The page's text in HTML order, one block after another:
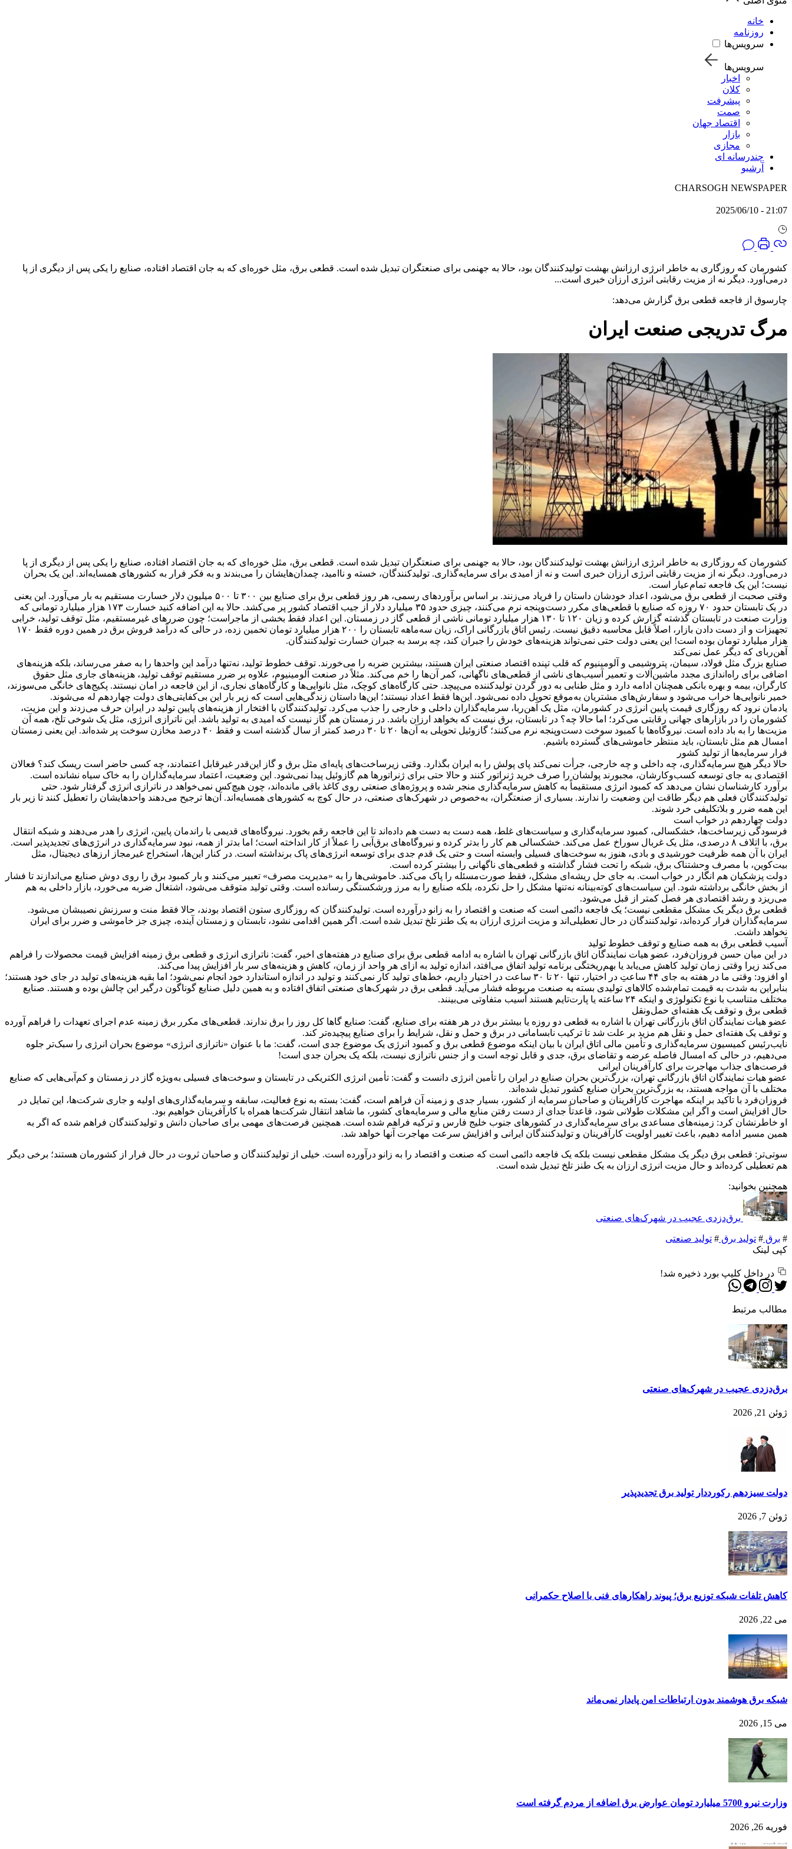
خانه
روزنامه
سرویس‌ها
سرویس‌ها
اخبار
کلان
پیشرفت
صمت
اقتصاد جهان
بازار
مجازی
چندرسانه ای
آرشیو
CHARSOGH NEWSPAPER
21:07 - 2025/06/10
کشورمان که روزگاری به خاطر انرژی ارزانش بهشت تولیدکنندگان بود، حالا به جهنمی برای صنعتگران تبدیل شده است. قطعی برق، مثل خوره‌ای که به جان اقتصاد افتاده، صنایع را یکی پس از دیگری از پا
درمی‌آورد. دیگر نه از مزیت رقابتی انرژی ارزان خبری است...
چارسوق از فاجعه قطعی برق گزارش می‌دهد:
مرگ تدریجی صنعت ایران
کشورمان که روزگاری به خاطر انرژی ارزانش بهشت تولیدکنندگان بود، حالا به جهنمی برای صنعتگران تبدیل شده است. قطعی برق، مثل خوره‌ای که به جان اقتصاد افتاده، صنایع را یکی پس از دیگری از پا
درمی‌آورد. دیگر نه از مزیت رقابتی انرژی ارزان خبری است و نه از امیدی برای سرمایه‌گذاری. تولیدکنندگان، خسته و ناامید، چمدان‌هایشان را می‌بندند و به فکر فرار به کشورهای همسایه‌اند. این یک بحران
نیست؛ این یک فاجعه تمام‌عیار است.
وقتی صحبت از قطعی برق می‌شود، اعداد خودشان داستان را فریاد می‌زنند. بر اساس برآوردهای رسمی، هر روز قطعی برق برای صنایع بین ۳۰۰ تا ۵۰۰ میلیون دلار خسارت مستقیم به بار می‌آورد. این یعنی
در یک تابستان حدود ۷۰ روزه که صنایع با قطعی‌های مکرر دست‌وپنجه نرم می‌کنند، چیزی حدود ۳۵ میلیارد دلار از جیب اقتصاد کشور پر می‌کشد. حالا به این اضافه کنید خسارت ۱۷۳ هزار میلیارد تومانی که
وزارت صنعت در تابستان گذشته گزارش کرده و زیان ۱۲۰ تا ۱۳۰ هزار میلیارد تومانی ناشی از قطعی گاز در زمستان. این اعداد فقط بخشی از ماجراست؛ چون ضررهای غیرمستقیم، مثل توقف تولید، خرابی
تجهیزات و از دست دادن بازار، اصلاً قابل محاسبه دقیق نیست. رئیس اتاق بازرگانی اراک، زیان سه‌ماهه تابستان را ۲۰۰ هزار میلیارد تومان تخمین زده، در حالی که درآمد فروش برق در همین دوره فقط ۱۷۰
هزار میلیارد تومان بوده است! این یعنی دولت حتی نمی‌تواند هزینه‌های خودش را جبران کند، چه برسد به جبران خسارت تولیدکنندگان.
آهن‌ربای که دیگر عمل نمی‌کند
صنایع بزرگ مثل فولاد، سیمان، پتروشیمی و آلومینیوم که قلب تپنده اقتصاد صنعتی ایران هستند، بیشترین ضربه را می‌خورند. توقف خطوط تولید، نه‌تنها درآمد این واحدها را به صفر می‌رساند، بلکه هزینه‌های
اضافی برای راه‌اندازی مجدد ماشین‌آلات و تعمیر آسیب‌های ناشی از قطعی‌های ناگهانی، کمر آن‌ها را خم می‌کند. مثلاً در صنعت آلومینیوم، علاوه بر ضرر مستقیم توقف تولید، هزینه‌های جاری مثل حقوق
کارگران، بیمه و بهره بانکی همچنان ادامه دارد و مثل طنابی به دور گردن تولیدکننده می‌پیچد. حتی کارگاه‌های کوچک، مثل نانوایی‌ها و کارگاه‌های نجاری، از این فاجعه در امان نیستند. پکیج‌های خانگی می‌سوزند،
خمیر نانوایی‌ها خراب می‌شود و سفارش‌های مشتریان به‌موقع تحویل داده نمی‌شود. این‌ها فقط اعداد نیستند؛ این‌ها داستان زندگی‌هایی است که زیر بار این بی‌کفایتی‌های دولت چهاردهم له می‌شوند.
یادمان نرود که روزگاری قیمت پایین انرژی در کشورمان، مثل یک آهن‌ربا، سرمایه‌گذاران داخلی و خارجی را جذب می‌کرد. تولیدکنندگان با افتخار از هزینه‌های پایین تولید در ایران حرف می‌زدند و این مزیت،
کشورمان را در بازارهای جهانی رقابتی می‌کرد؛ اما حالا چه؟ در تابستان، برق نیست که بخواهد ارزان باشد. در زمستان هم گاز نیست که امیدی به تولید باشد. این ناترازی انرژی، مثل یک شوخی تلخ، همه آن
مزیت‌ها را به باد داده است. نیروگاه‌ها با کمبود سوخت دست‌وپنجه نرم می‌کنند؛ گازوئیل تحویلی به آن‌ها ۲۰ تا ۳۰ درصد کمتر از سال گذشته است و فقط ۴۰ درصد مخازن سوخت پر شده‌اند. این یعنی زمستان
امسال هم مثل تابستان، باید منتظر خاموشی‌های گسترده باشیم.
فرار سرمایه‌ها از تولید کشور
حالا دیگر هیچ سرمایه‌گذاری، چه داخلی و چه خارجی، جرأت نمی‌کند پای پولش را به ایران بگذارد. وقتی زیرساخت‌های پایه‌ای مثل برق و گاز این‌قدر غیرقابل اعتمادند، چه کسی حاضر است ریسک کند؟ فعالان
اقتصادی به جای توسعه کسب‌وکارشان، مجبورند پولشان را صرف خرید ژنراتور کنند و حالا حتی برای ژنراتورها هم گازوئیل پیدا نمی‌شود. این وضعیت، اعتماد سرمایه‌گذاران را به خاک سیاه نشانده است.
برآورد کارشناسان نشان می‌دهد که کمبود انرژی مستقیماً به کاهش سرمایه‌گذاری منجر شده و پروژه‌های صنعتی روی کاغذ باقی مانده‌اند، چون هیچ‌کس نمی‌خواهد در ناترازی انرژی گرفتار شود. حتی
تولیدکنندگان فعلی هم دیگر طاقت این وضعیت را ندارند. بسیاری از صنعتگران، به‌خصوص در شهرک‌های صنعتی، در حال کوچ به کشورهای همسایه‌اند. آن‌ها ترجیح می‌دهند واحدهایشان را تعطیل کنند تا زیر بار
این همه ضرر و بلاتکلیفی خرد شوند.
دولت چهاردهم در خواب است
فرسودگی زیرساخت‌ها، خشکسالی، کمبود سرمایه‌گذاری و سیاست‌های غلط، همه دست به دست هم داده‌اند تا این فاجعه رقم بخورد. نیروگاه‌های قدیمی با راندمان پایین، انرژی را هدر می‌دهند و شبکه انتقال
برق، با اتلاف ۸ درصدی، مثل یک غربال سوراخ عمل می‌کند. خشکسالی هم کار را بدتر کرده و نیروگاه‌های برق‌آبی را عملاً از کار انداخته است؛ اما بدتر از همه، نبود سرمایه‌گذاری در انرژی‌های تجدیدپذیر است.
ایران با آن همه ظرفیت خورشیدی و بادی، هنوز به سوخت‌های فسیلی وابسته است و حتی یک قدم جدی برای توسعه انرژی‌های پاک برنداشته است. در کنار این‌ها، استخراج غیرمجاز ارزهای دیجیتال، مثل
بیت‌کوین، با مصرف وحشتناک برق، شبکه را تحت فشار گذاشته و قطعی‌های ناگهانی را بیشتر کرده است.
دولت پزشکیان هم انگار در خواب است. به جای حل ریشه‌ای مشکل، فقط صورت‌مسئله را پاک می‌کند. خاموشی‌ها را به «مدیریت مصرف» تعبیر می‌کنند و بار کمبود برق را روی دوش صنایع می‌اندازند تا فشار
از بخش خانگی برداشته شود. این سیاست‌های کوته‌بینانه نه‌تنها مشکل را حل نکرده، بلکه صنایع را به مرز ورشکستگی رسانده است. وقتی تولید متوقف می‌شود، اشتغال ضربه می‌خورد، بازار داخلی به هم
می‌ریزد و رشد اقتصادی هر فصل کمتر از قبل می‌شود.
قطعی برق دیگر یک مشکل مقطعی نیست؛ یک فاجعه دائمی است که صنعت و اقتصاد را به زانو درآورده است. تولیدکنندگان که روزگاری ستون اقتصاد بودند، حالا فقط منت و سرزنش نصیبشان می‌شود.
سرمایه‌گذاران فرار کرده‌اند، تولیدکنندگان در حال تعطیلی‌اند و مزیت انرژی ارزان به یک طنز تلخ تبدیل شده است. اگر همین اقدامی نشود، تابستان و زمستان آینده، چیزی جز خاموشی و ضرر برای ایران
نخواهد داشت.
آسیب قطعی برق به همه صنایع و توقف خطوط تولید
در این میان حسن فروزان‌فرد، عضو هیات نمایندگان اتاق بازرگانی تهران با اشاره به ادامه قطعی برق برای صنایع در هفته‌های اخیر، گفت: ناترازی انرژی و قطعی برق زمینه افزایش قیمت محصولات را فراهم
می‌کند زیرا وقتی زمان تولید کاهش می‌یابد یا بهم‌ریختگی برنامه تولید اتفاق می‌افتد، اندازه تولید به ازای هر واحد از زمان، کاهش و هزینه‌های سر بار افزایش پیدا می‌کند.
او افزود: وقتی ما در هفته به جای ۴۴ ساعتِ در اختیار، تنها ۲۰ تا ۳۰ ساعت در اختیار داریم، خط‌های تولید کار نمی‌کنند و تولید در اندازه استاندارد خود انجام نمی‌شود؛ اما بقیه هزینه‌های تولید در جای خود هستند؛
بنابراین به شدت به قیمت تمام‌شده کالاهای تولیدی بسته به صنعت مربوطه فشار می‌آید. قطعی برق در شهرک‌های صنعتی اتفاق افتاده و به همین دلیل صنایع گوناگون درگیر این چالش بوده و هستند. صنایع
مختلف متناسب با نوع تکنولوژی و اینکه ۲۴ ساعته یا پارت‌تایم هستند آسیب متفاوتی می‌بینند.
قطعی برق و توقف یک هفته‌ای حمل‌ونقل
عضو هیات نمایندگان اتاق بازرگانی تهران با اشاره به قطعی دو روزه یا بیشتر برق در هر هفته برای صنایع، گفت: صنایع گاها کل روز را برق ندارند. قطعی‌های مکرر برق زمینه عدم اجرای تعهدات را فراهم آورده
و توقف یک هفته‌ای حمل و نقل هم مزید بر علت شد تا ترکیب نابسامانی در برق و حمل و نقل، شرایط را برای صنایع پیچیده‌تر کند.
نایب‌رئیس کمیسیون سرمایه‌گذاری و تأمین مالی اتاق ایران با بیان اینکه موضوع قطعی برق و کمبود انرژی یک موضوع جدی است، گفت: ما با عنوان «ناترازی انرژی» موضوع بحران انرژی را سبک‌تر جلوه
می‌دهیم، در حالی که امسال فاصله عرضه و تقاضای برق، جدی و قابل توجه است و از جنس ناترازی نیست، بلکه یک بحران جدی است!
فرصت‌های جذاب مهاجرت برای کارآفرینان ایرانی
عضو هیات نمایندگان اتاق بازرگانی تهران، بزرگ‌ترین بحران صنایع در ایران را تأمین انرژی دانست و گفت: تأمین انرژی الکتریکی در تابستان و سوخت‌های فسیلی به‌ویژه گاز در زمستان و کم‌آبی‌هایی که صنایع
مختلف با آن مواجه هستند، به بزرگ‌ترین بحران صنایع کشور تبدیل شده‌اند.
فروزان‌فرد با تاکید بر اینکه مهاجرت کارآفرینان و صاحبان سرمایه از کشور، بسیار جدی و زمینه آن فراهم است، گفت: بسته به نوع فعالیت، سابقه و سرمایه‌گذاری‌های اولیه و جاری شرکت‌ها، این تمایل در
حال افزایش است و اگر این مشکلات طولانی شود، قاعدتاً جدای از دست رفتن منابع مالی و سرمایه‌های کشور، ما شاهد انتقال شرکت‌ها همراه با کارآفرینان خواهیم بود.
او خاطرنشان کرد: زمینه‌های مساعدی برای سرمایه‌گذاری در کشورهای جنوب خلیج فارس و ترکیه فراهم شده است. همچنین فرصت‌های مهمی برای صاحبان دانش و تولیدکنندگان فراهم شده که اگر به
همین مسیر ادامه دهیم، باعث تغییر اولویت کارآفرینان و تولیدکنندگان ایرانی و افزایش سرعت مهاجرت آنها خواهد شد.
سوتی‌تر: قطعی برق دیگر یک مشکل مقطعی نیست بلکه یک فاجعه دائمی است که صنعت و اقتصاد را به زانو درآورده است. خیلی از تولیدکنندگان و صاحبان ثروت در حال فرار از کشورمان هستند؛ برخی دیگر
هم تعطیلی کرده‌اند و حال مزیت انرژی ارزان به یک طنز تلخ تبدیل شده است.
همچنین بخوانید:
برق‌دزدی عجیب در شهرک‌های صنعتی
# برق # تولید برق # تولید صنعتی
کپی لینک
در داخل کلیپ بورد ذخیره شد!
مطالب مرتبط
برق‌دزدی عجیب در شهرک‌های صنعتی
ژوئن 21, 2026
دولت سیزدهم رکورددار تولید برق تجدیدپذیر
ژوئن 7, 2026
کاهش تلفات شبکه توزیع برق؛ پیوند راهکارهای فنی با اصلاح حکمرانی
می 22, 2026
شبکه برق هوشمند بدون ارتباطات امن پایدار نمی‌ماند
می 15, 2026
وزارت نیرو 5700 میلیارد تومان عوارض برق اضافه از مردم گرفته است
فوریه 26, 2026